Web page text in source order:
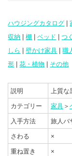
ハウジングカタログ |
収納 |棚 |ベッド |つ
しら
|壁かけ家具 |職
形 |花・植物 その他
説明 上質な
カテゴリー 家具＞
入手方法 旅人バ
さわる ×
重ね置き ×